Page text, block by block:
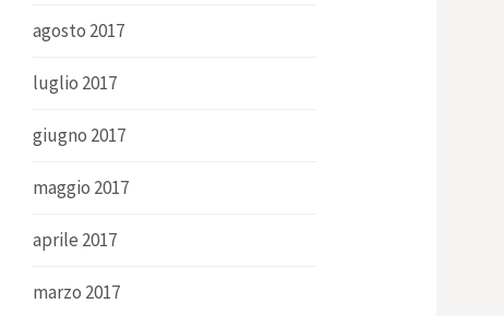
agosto 2017
luglio 2017
giugno 2017
maggio 2017
aprile 2017
marzo 2017